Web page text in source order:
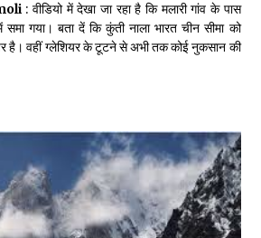
: वीडियो में देखा जा रहा है कि मलारी गांव के पास
गया। बता दें कि कुंती नाला भारत चीन सीमा को
है। वहीं ग्लेशियर के टूटने से अभी तक कोई नुकसान की